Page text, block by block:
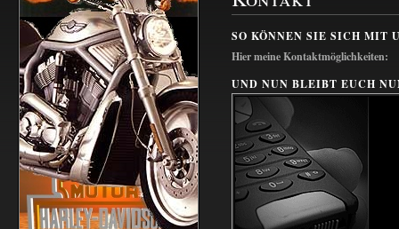
SO KÖNNEN SIE SICH MIT
Hier meine Kontaktmöglichkeiten:
UND NUN BLEIBT EUCH